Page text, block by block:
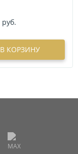
руб.
В КОРЗИНУ